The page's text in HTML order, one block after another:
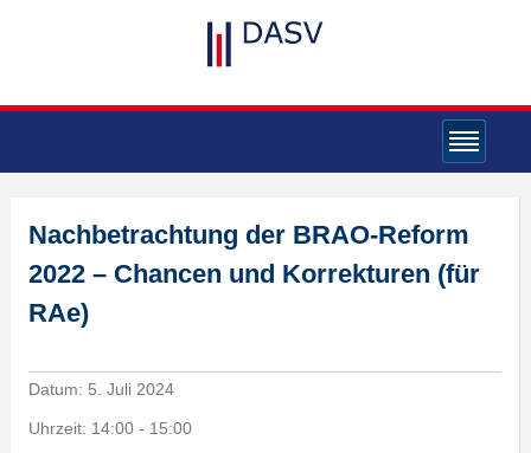
Nachbetrachtung der BRAO-Reform
2022 – Chancen und Korrekturen (für
RAe)
Datum: 5. Juli 2024
Uhrzeit: 14:00 - 15:00